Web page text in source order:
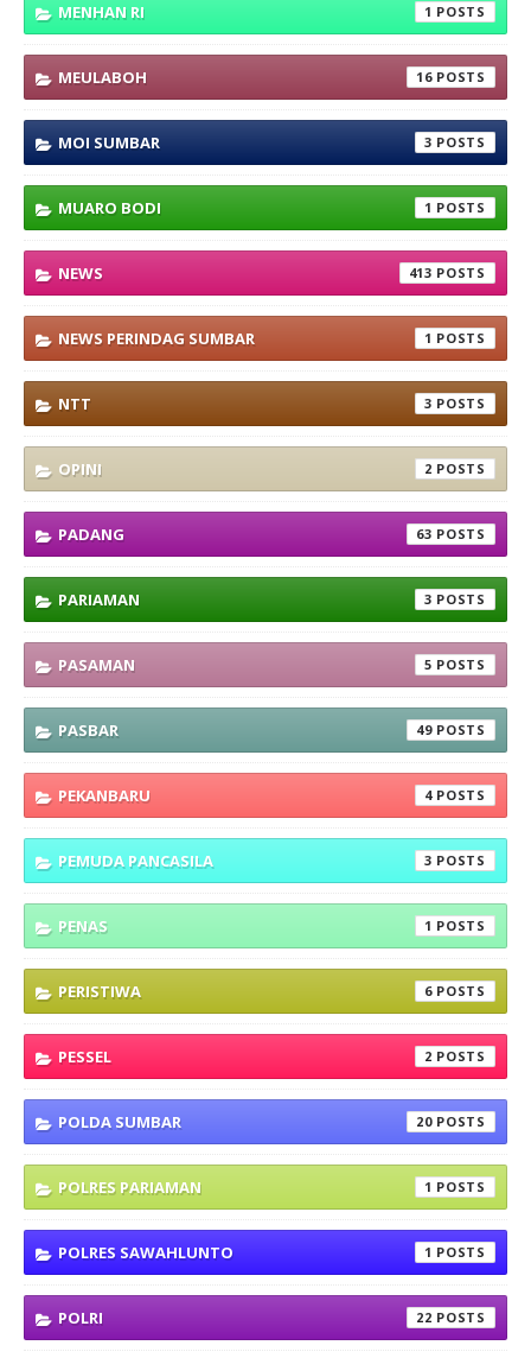
MENHAN RI 1
MEULABOH 16
MOI SUMBAR 3
MUARO BODI 1
NEWS 413
NEWS PERINDAG SUMBAR 1
NTT 3
OPINI 2
PADANG 63
PARIAMAN 3
PASAMAN 5
PASBAR 49
PEKANBARU 4
PEMUDA PANCASILA 3
PENAS 1
PERISTIWA 6
PESSEL 2
POLDA SUMBAR 20
POLRES PARIAMAN 1
POLRES SAWAHLUNTO 1
POLRI 22